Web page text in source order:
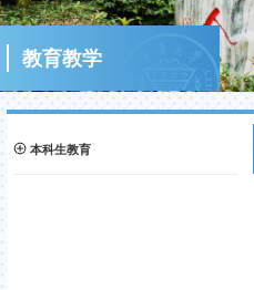
教育教学
本科生教育